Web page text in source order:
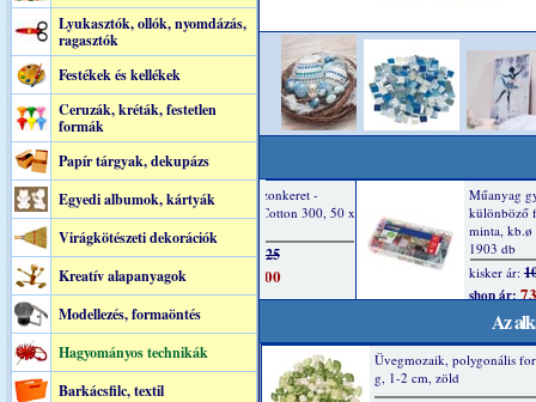
Lyukasztók, ollók, nyomdázás,
ragasztók
Festékek és kellékek
Ceruzák, kréták, festetlen
formák
Papír tárgyak, dekupázs
Egyedi albumok, kártyák
Virágkötészeti dekorációk
Kreatív alapanyagok
Modellezés, formaöntés
Hagyományos technikák
Barkácsfilc, textil
Az
Üvegmozaik, polygonális
g, 1-2 cm, zöld